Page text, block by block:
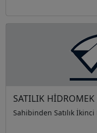
SATILIK
Sahibinden Satılık